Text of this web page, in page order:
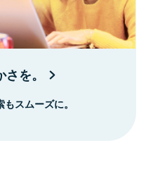
を。
スムーズに。